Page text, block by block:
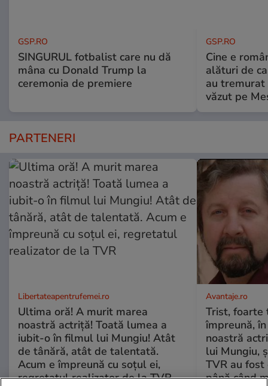
GSP.RO
SINGURUL fotbalist care nu dă
mâna cu Donald Trump la
ceremonia de premiere
GSP.RO
Cine e
alături de
au
văzut pe
PARTENERI
Libertateapentrufemei.ro
Ultima oră! A murit marea
noastră actriță! Toată lumea a
iubit-o în filmul lui Mungiu! Atât
de tânără, atât de talentată.
Acum e împreună cu soțul ei,
regretatul realizator de la TVR
Avantaje.ro
Trist, foarte
împreună,
noastră
lui Mungiu,
TVR au
până când